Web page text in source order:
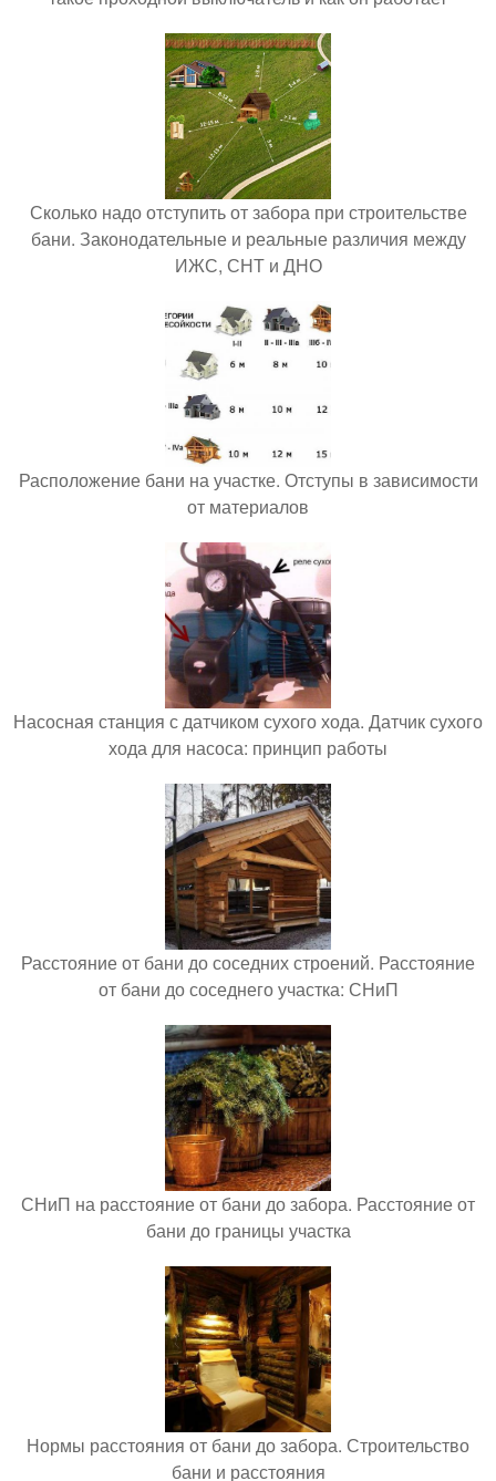
Сколько надо отступить от забора при строительстве
бани. Законодательные и реальные различия между
ИЖС, СНТ и ДНО
Расположение бани на участке. Отступы в зависимости
от материалов
Насосная станция с датчиком сухого хода. Датчик сухого
хода для насоса: принцип работы
Расстояние от бани до соседних строений. Расстояние
от бани до соседнего участка: СНиП
СНиП на расстояние от бани до забора. Расстояние от
бани до границы участка
Нормы расстояния от бани до забора. Строительство
бани и расстояния